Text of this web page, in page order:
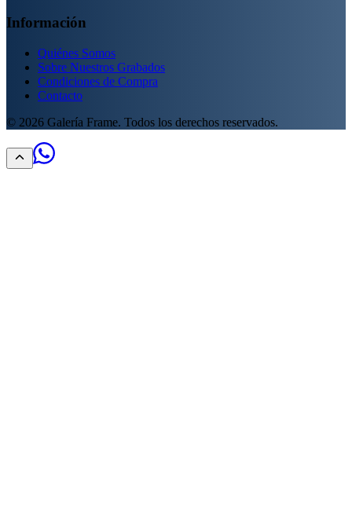
Información
Quiénes Somos
Sobre Nuestros Grabados
Condiciones de Compra
Contacto
© 2026 Galería Frame. Todos los derechos reservados.